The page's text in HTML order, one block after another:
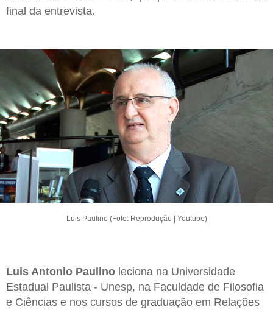
final da entrevista.
Luis Paulino (Foto: Reprodução | Youtube)
Luis Antonio Paulino leciona na Universidade
Estadual Paulista - Unesp, na Faculdade de Filosofia
e Ciências e nos cursos de graduação em Relações